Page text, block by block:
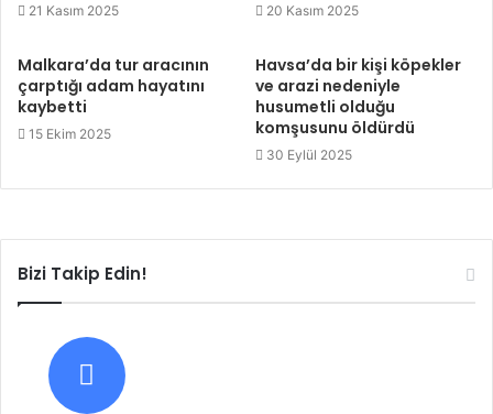
21 Kasım 2025 20 Kasım 2025
Malkara’da tur aracının
çarptığı adam hayatını
kaybetti
15 Ekim 2025
Havsa’da bir kişi köpekler
ve arazi nedeniyle
husumetli olduğu
komşusunu öldürdü
30 Eylül 2025
Bizi Takip Edin!